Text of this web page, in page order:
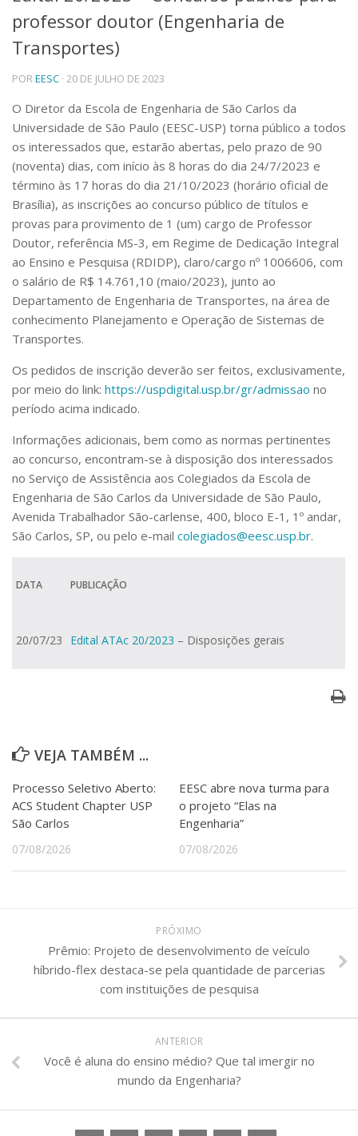
Telefones e Mapas
Pessoas
Ensino
Graduação
Educação a distância
Cursos de Extensão
Pesquisa e Inovação
Linhas de Pesquisa
Centros, Núcleos e Projetos em Rede
Pós-doutorado
Iniciação Científica
Transferência de Tecnologia
Empresas Juniores
Extensão à Comunidade
Projetos, Programas e Cursos
Artes, Cultura e Esportes
Museus e Espaços Interativos
Serviços
Bibliotecas
Apoio ao Estudante
RH, Administrativo e Financeiro
Outros serviços
Comunicação
Assessorias e Mídias
Aplicativos e Sites
Jornal da USP
professor doutor (Engenharia de
Transportes)
POREESC · 20 DE JULHO DE 2023
O Diretor da Escola de Engenharia de São Carlos da
Universidade de São Paulo (EESC-USP) torna público a todos
os interessados que, estarão abertas, pelo prazo de 90
(noventa) dias, com início às 8 horas do dia 24/7/2023 e
término às 17 horas do dia 21/10/2023 (horário oficial de
Brasília), as inscrições ao concurso público de títulos e
provas para provimento de 1 (um) cargo de Professor
Doutor, referência MS-3, em Regime de Dedicação Integral
ao Ensino e Pesquisa (RDIDP), claro/cargo nº 1006606, com
o salário de R$ 14.761,10 (maio/2023), junto ao
Departamento de Engenharia de Transportes, na área de
conhecimento Planejamento e Operação de Sistemas de
Transportes.
Os pedidos de inscrição deverão ser feitos, exclusivamente,
por meio do link: https://uspdigital.usp.br/gr/admissao no
período acima indicado.
Informações adicionais, bem como as normas pertinentes
ao concurso, encontram-se à disposição dos interessados
no Serviço de Assistência aos Colegiados da Escola de
Engenharia de São Carlos da Universidade de São Paulo,
Avenida Trabalhador São-carlense, 400, bloco E-1, 1º andar,
São Carlos, SP, ou pelo e-mail colegiados@eesc.usp.br.
DATA PUBLICAÇÃO
20/07/23 Edital ATAc 20/2023 – Disposições gerais
VEJA TAMBÉM ...
Processo Seletivo Aberto:
ACS Student Chapter USP
São Carlos
07/08/2026
EESC abre nova turma para
o projeto “Elas na
Engenharia”
07/08/2026
PRÓXIMO
Prêmio: Projeto de desenvolvimento de veículo
híbrido-flex destaca-se pela quantidade de parcerias
com instituições de pesquisa
ANTERIOR
Você é aluna do ensino médio? Que tal imergir no
mundo da Engenharia?